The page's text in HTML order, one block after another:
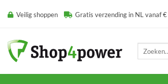
naar Veilig shoppen Gratis verzending in NL vanaf